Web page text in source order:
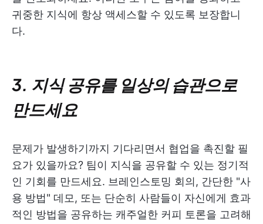
귀중한 지식에 항상 액세스할 수 있도록 보장합니
다.
3. 지식 공유를 일상의 습관으로
만드세요
문제가 발생하기까지 기다리면서 협업을 촉진할 필
요가 있을까요? 팀이 지식을 공유할 수 있는 정기적
인 기회를 만드세요. 브레인스토밍 회의, 간단한 "사
용 방법" 데모, 또는 단순히 사람들이 자신에게 효과
적인 방법을 공유하는 캐주얼한 커피 토론을 고려해